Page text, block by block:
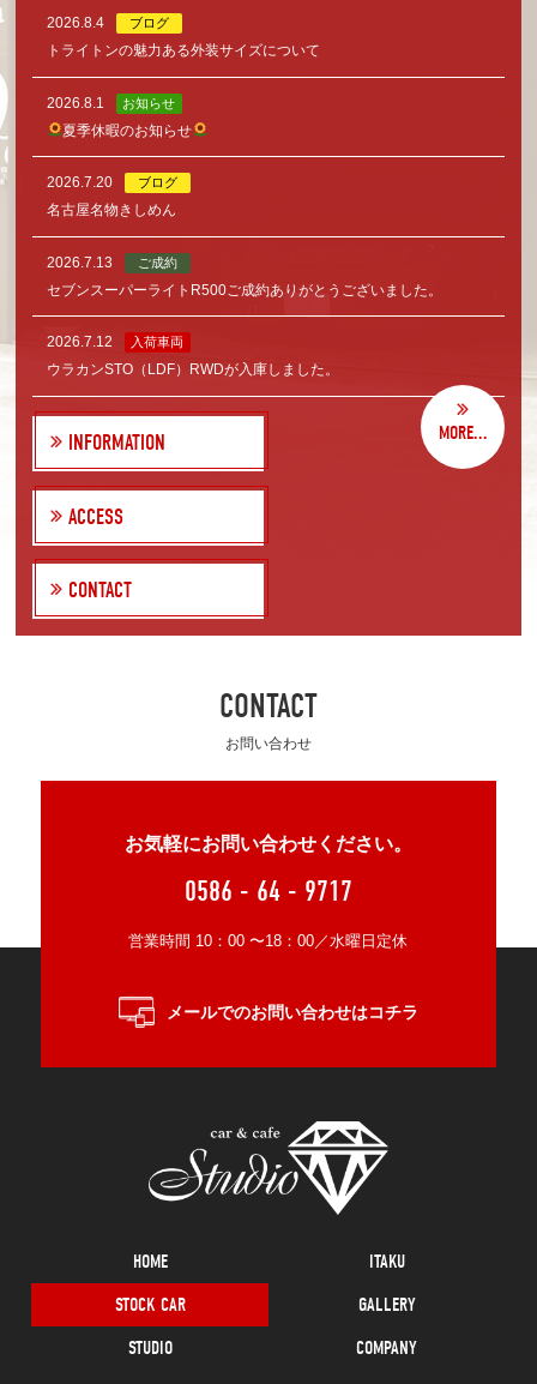
2026.8.4 ブログ
トライトンの魅力ある外装サイズについて
2026.8.1 お知らせ
夏季休暇のお知らせ
2026.7.20 ブログ
名古屋名物きしめん
2026.7.13 ご成約
セブンスーパーライトR500ご成約ありがとうございました。
2026.7.12 入荷車両
ウラカンSTO（LDF）RWDが入庫しました。
MORE...
INFORMATION
ACCESS
CONTACT
CONTACT
お問い合わせ
お気軽にお問い合わせください。
0586 - 64 - 9717
営業時間 10：00 〜18：00／水曜日定休
メールでのお問い合わせはコチラ
HOME
ITAKU
STOCK CAR
GALLERY
STUDIO
COMPANY